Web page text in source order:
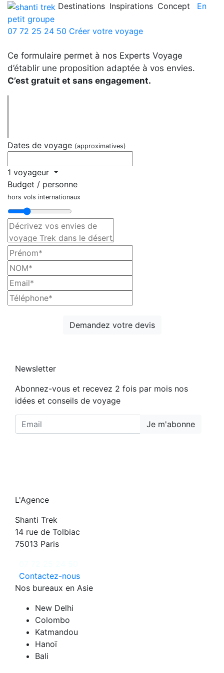
Destinations Inspirations Concept
En
petit groupe
07 72 25 24 50 Créer votre voyage
Ce formulaire permet à nos Experts Voyage
d’établir une proposition adaptée à vos envies.
C’est gratuit et sans engagement.
Dates de voyage (approximatives)
1 voyageur
Budget / personne
hors vols internationaux
Demandez votre devis
Newsletter
Abonnez-vous et recevez 2 fois par mois nos
idées et conseils de voyage
Je m'abonne
L'Agence
Shanti Trek
14 rue de Tolbiac
75013 Paris
Contactez-nous
Nos bureaux en Asie
New Delhi
Colombo
Katmandou
Hanoï
Bali